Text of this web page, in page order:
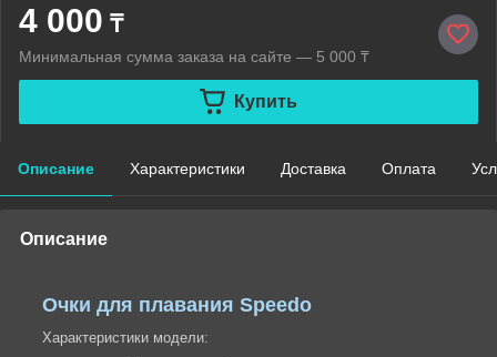
4 000 ₸
Минимальная сумма заказа на сайте — 5 000 ₸
Купить
Описание Характеристики Доставка Оплата
Описание
Очки для плавания Speedo
Характеристики модели: